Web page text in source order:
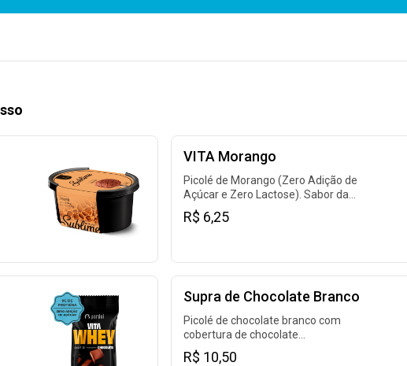
VITA Morango
Picolé de Morango (Zero Adição de
Açúcar e Zero Lactose). Sabor da
fruta. Contém glúten.
R$ 6,25
Supra de Chocolate Branco
Picolé de chocolate branco com
cobertura de chocolate
branco.Contém leite. Contém glúten.
R$ 10,50